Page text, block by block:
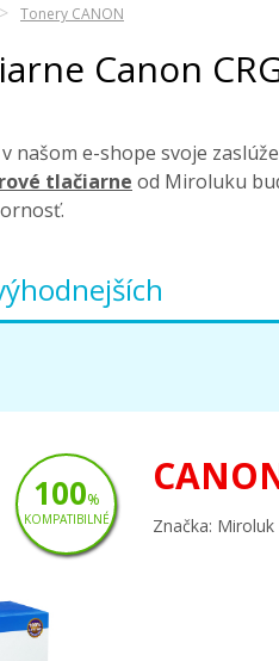
Tonery CANON
Canon
našom e-shope svoje
tlačiarne od Miroluku
Značka: Miroluk
100%
KOMPATIBILNÉ